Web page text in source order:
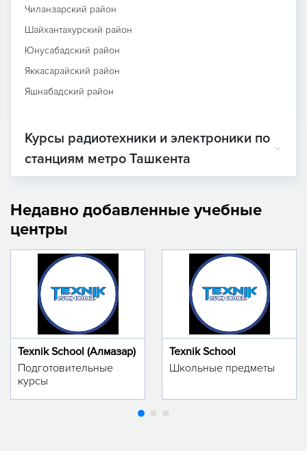
Чиланзарский район
Шайхантахурский район
Юнусабадский район
Яккасарайский район
Яшнабадский район
Курсы радиотехники и электроники по
станциям метро Ташкента
Недавно добавленные учебные
центры
Texnik School (Алмазар)
Подготовительные
курсы
Texnik School
Школьные предметы